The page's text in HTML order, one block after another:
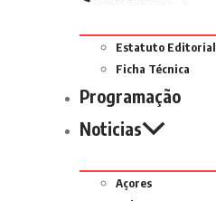
Estatuto Editorial
Ficha Técnica
Programação
Noticias
Açores